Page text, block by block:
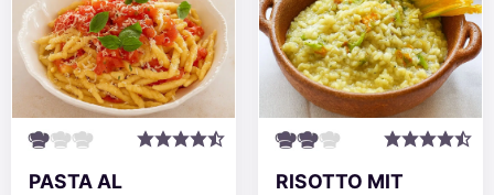
PASTA AL
RISOTTO MIT